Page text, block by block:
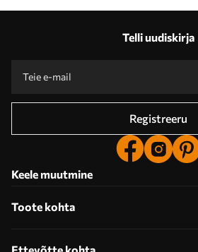
Telli uudiskirja
Registreeru
Keele muutmine
Toote kohta
Ettevõtte kohta